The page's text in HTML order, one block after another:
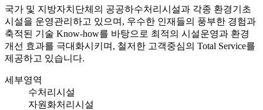
국가 및 지방자치단체의 공공하수처리시설과 각종 환경기초
시설을 운영관리하고 있으며, 우수한 인재들의 풍부한 경험과
축적된 기술 Know-how를 바탕으로 최적의 시설운영과 환경
개선 효과를 극대화시키며, 철저한 고객중심의 Total Service를
제공하고 있습니다.
세부영역
수처리시설
자원화처리시설